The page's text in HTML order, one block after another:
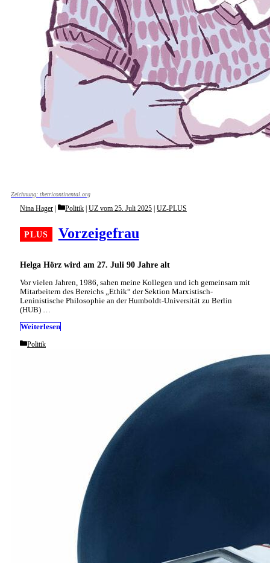
Zeichnung: thetricontinental.org
Helga Hörz wird am 27. Juli 90 Jahre alt
Vorzeigefrau
Nina Hager Categories
Politik UZ vom 25. Juli 2025 UZ-PLUS
Vor vielen Jahren, 1986, sahen meine Kollegen und ich gemeinsam mit
Mitarbeitern des Bereichs „Ethik“ der Sektion Marxistisch-
Leninistische Philosophie an der Humboldt-Universität zu Berlin
(HUB) …
Weiterlesen
Categories
Politik